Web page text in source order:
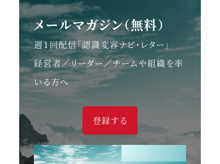
メールマガジン（無料）
週１回配信「認識変容ナビ・レター」
経営者／リーダー／チームや組織を率
いる方へ
登録する